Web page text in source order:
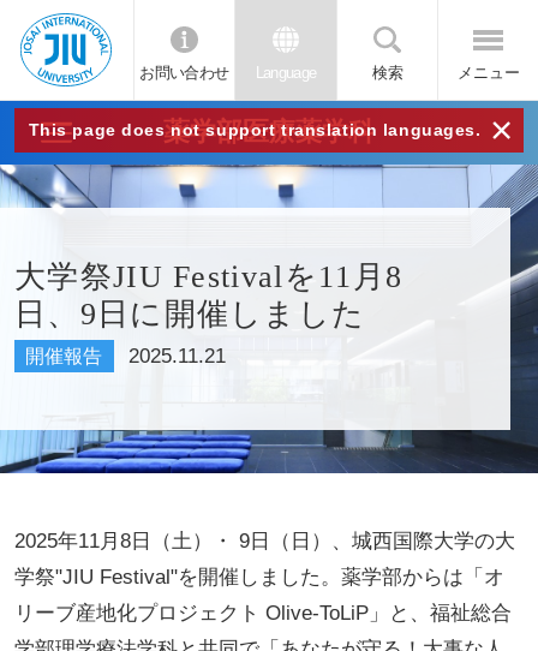
JIU
城西
国際
大学
お問い合わせ Language 検索 メニュー
This page does not support translation languages. ×
薬学部医療薬学科
大学祭JIU Festivalを11月8
日、9日に開催しました
開催報告 2025.11.21
2025年11月8日（土）・ 9日（日）、城西国際大学の大
学祭"JIU Festival"を開催しました。薬学部からは「オ
リーブ産地化プロジェクト Olive-ToLiP」と、福祉総合